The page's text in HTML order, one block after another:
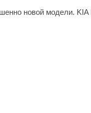
новой модели. KIA